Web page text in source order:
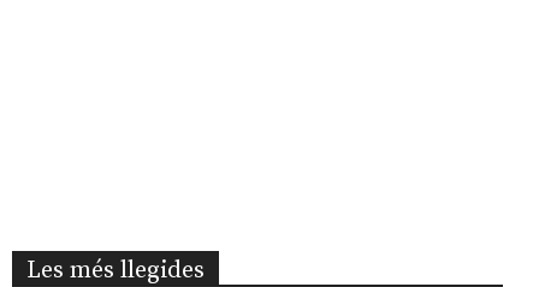
Les més llegides